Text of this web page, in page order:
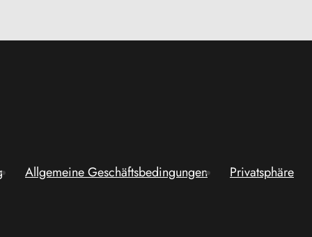
Allgemeine Geschäftsbedingungen Privatsphäre